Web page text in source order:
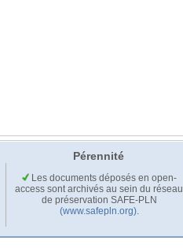
Pérennité
Les documents déposés en open-
access sont archivés au sein du réseau
de préservation SAFE-PLN
(www.safepln.org).